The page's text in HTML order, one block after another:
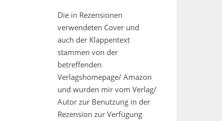
Die in Rezensionen
verwendeten Cover und
auch der Klappentext
stammen von der
betreffenden
Verlagshomepage/ Amazon
und wurden mir vom Verlag/
Autor zur Benutzung in der
Rezension zur Verfügung